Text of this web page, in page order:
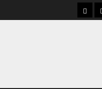
ราค